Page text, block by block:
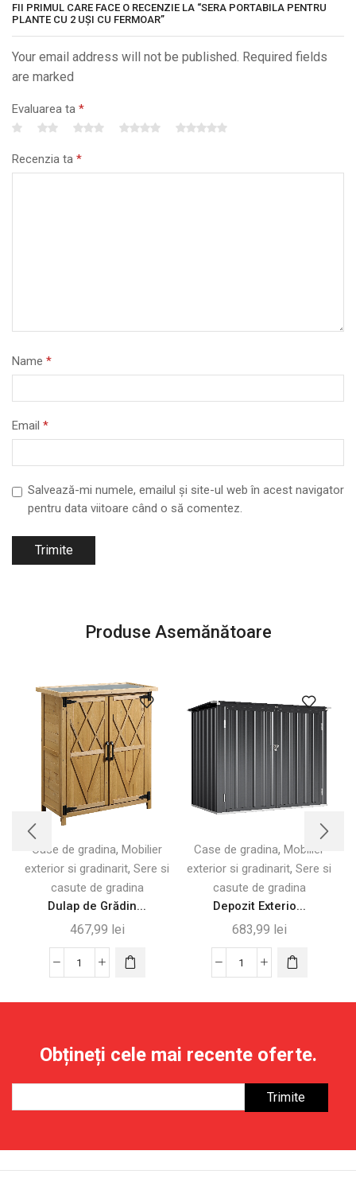
FII PRIMUL CARE FACE O RECENZIE LA “SERA PORTABILA PENTRU
PLANTE CU 2 UȘI CU FERMOAR”
Your email address will not be published. Required fields
are marked
Evaluarea ta *
Recenzia ta *
Name *
Email *
Salvează-mi numele, emailul și site-ul web în acest navigator
pentru data viitoare când o să comentez.
Produse Asemănătoare
Case de gradina, Mobilier
exterior si gradinarit, Sere si
casute de gradina
Dulap de Grădin...
467,99 lei
Cantitate
Lemn
cu
Case de gradina, Mobilier
exterior si gradinarit, Sere si
casute de gradina
Depozit Exterio...
683,99 lei
Cantitate
Oțel
Galvanizat
cu
Obțineți cele mai recente oferte.